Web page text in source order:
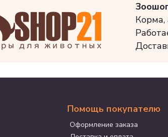
Корма,
Помощь покупателю
Оформление заказа